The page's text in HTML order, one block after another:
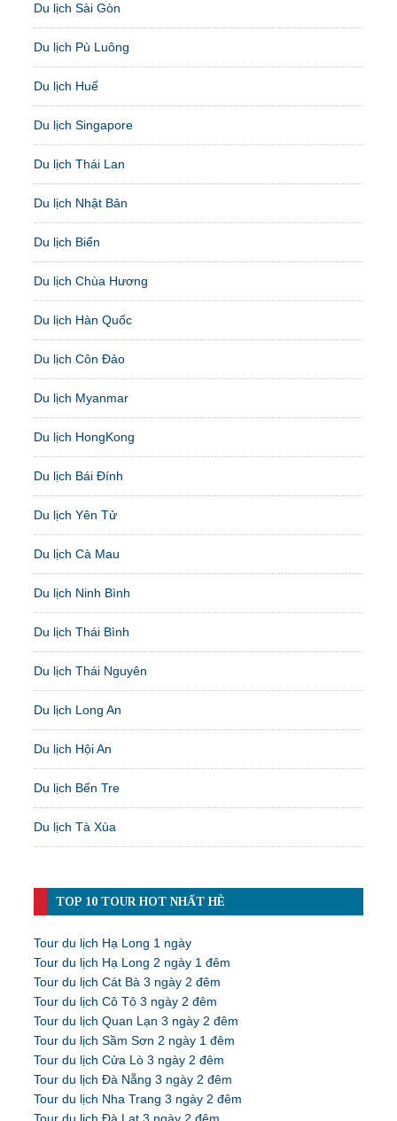
Du lịch Sài Gòn
Du lịch Pù Luông
Du lịch Huế
Du lịch Singapore
Du lịch Thái Lan
Du lịch Nhật Bản
Du lịch Biển
Du lịch Chùa Hương
Du lịch Hàn Quốc
Du lịch Côn Đảo
Du lịch Myanmar
Du lịch HongKong
Du lịch Bái Đính
Du lịch Yên Tử
Du lịch Cà Mau
Du lịch Ninh Bình
Du lịch Thái Bình
Du lịch Thái Nguyên
Du lịch Long An
Du lịch Hội An
Du lịch Bến Tre
Du lịch Tà Xùa
TOP 10 TOUR HOT NHẤT HÈ
Tour du lịch Hạ Long 1 ngày
Tour du lịch Hạ Long 2 ngày 1 đêm
Tour du lịch Cát Bà 3 ngày 2 đêm
Tour du lịch Cô Tô 3 ngày 2 đêm
Tour du lịch Quan Lạn 3 ngày 2 đêm
Tour du lịch Sầm Sơn 2 ngày 1 đêm
Tour du lịch Cửa Lò 3 ngày 2 đêm
Tour du lịch Đà Nẵng 3 ngày 2 đêm
Tour du lịch Nha Trang 3 ngày 2 đêm